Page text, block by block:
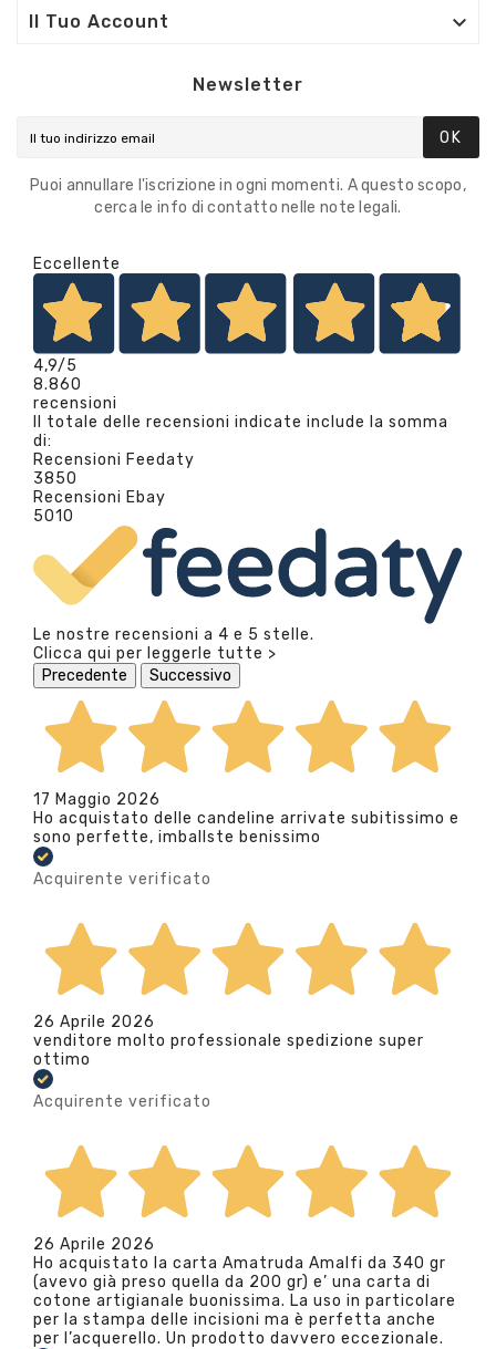
Il Tuo Account 
Newsletter
OK
Puoi annullare l'iscrizione in ogni momenti. A questo scopo,
cerca le info di contatto nelle note legali.
Eccellente
4,9/5
8.860
recensioni
Il totale delle recensioni indicate include la somma
di:
Recensioni Feedaty
3850
Recensioni Ebay
5010
Le nostre recensioni a 4 e 5 stelle.
Clicca qui per leggerle tutte >
Precedente
Successivo
17 Maggio 2026
Ho acquistato delle candeline arrivate subitissimo e
sono perfette, imballste benissimo
Acquirente verificato
26 Aprile 2026
venditore molto professionale spedizione super
ottimo
Acquirente verificato
26 Aprile 2026
Ho acquistato la carta Amatruda Amalfi da 340 gr
(avevo già preso quella da 200 gr) e’ una carta di
cotone artigianale buonissima. La uso in particolare
per la stampa delle incisioni ma è perfetta anche
per l’acquerello. Un prodotto davvero eccezionale.